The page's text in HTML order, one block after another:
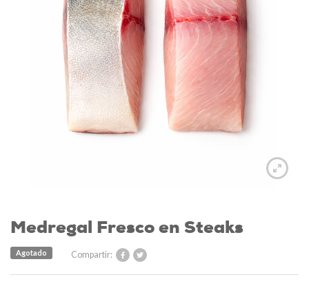
Medregal Fresco en Steaks
Compartir:
Agotado